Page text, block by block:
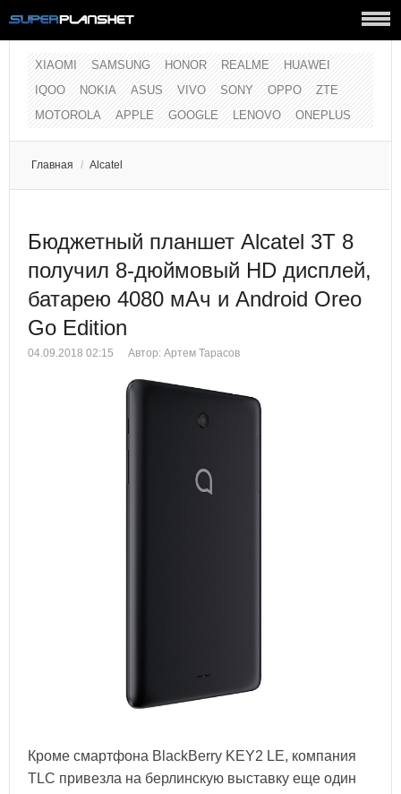
XIAOMI SAMSUNG HONOR REALME
HUAWEI
IQOO
NOKIA ASUS VIVO SONY OPPO
ZTE
MOTOROLA
APPLE GOOGLE LENOVO ONEPLUS
Главная / Alcatel
Бюджетный планшет Alcatel 3T 8
получил 8-дюймовый HD дисплей,
батарею 4080 мАч и Android Oreo
Go Edition
04.09.2018 02:15 Автор: Артем Тарасов
Кроме смартфона BlackBerry KEY2 LE, компания
TLC привезла на берлинскую выставку еще один